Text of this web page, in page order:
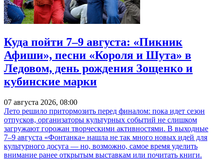
Куда пойти 7–9 августа: «Пикник
Афиши», песни «Короля и Шута» в
Ледовом, день рождения Зощенко и
кубинские марки
07 августа 2026, 08:00
Лето решило притормозить перед финалом: пока идет сезон
отпусков, организаторы культурных событий не слишком
загружают горожан творческими активностями. В выходные
7–9 августа «Фонтанка» нашла не так много новых идей для
культурного досуга — но, возможно, самое время уделить
внимание ранее открытым выставкам или почитать книги.